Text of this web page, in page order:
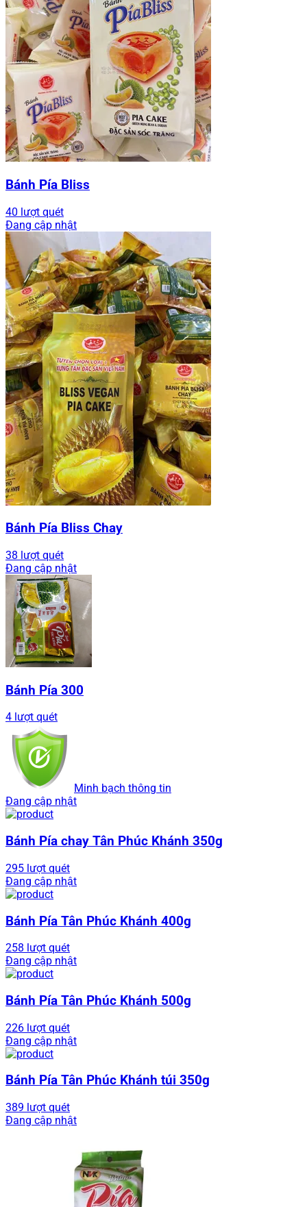
Bánh Pía Bliss
40 lượt quét
Đang cập nhật
Bánh Pía Bliss Chay
38 lượt quét
Đang cập nhật
Bánh Pía 300
4 lượt quét
Minh bạch thông tin
Đang cập nhật
Bánh Pía chay Tân Phúc Khánh 350g
295 lượt quét
Đang cập nhật
Bánh Pía Tân Phúc Khánh 400g
258 lượt quét
Đang cập nhật
Bánh Pía Tân Phúc Khánh 500g
226 lượt quét
Đang cập nhật
Bánh Pía Tân Phúc Khánh túi 350g
389 lượt quét
Đang cập nhật